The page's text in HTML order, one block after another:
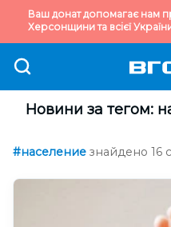
Ваш донат допомагає нам
Херсонщини та всієї
Новини за тегом:
#население знайдено 16